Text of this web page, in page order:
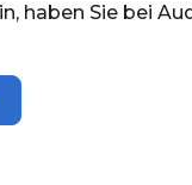
haben Sie bei